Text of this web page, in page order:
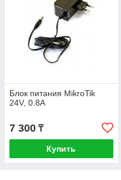
Блок питания MikroTik
24V, 0.8A
7 300 ₸
Купить